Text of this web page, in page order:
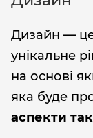
Дизайн —
унікальне
на основі
яка буде
аспекти